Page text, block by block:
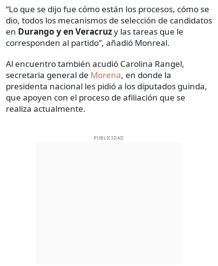
“Lo que se dijo fue cómo están los procesos, cómo se
dio, todos los mecanismos de selección de candidatos
en Durango y en Veracruzy las tareas que le
corresponden al partido”, añadió Monreal.
Al encuentro también acudió Carolina Rangel,
secretaria general de Morena, en donde la
presidenta nacional les pidió a los diputados guinda,
que apoyen con el proceso de afiliación que se
realiza actualmente.
PUBLICIDAD